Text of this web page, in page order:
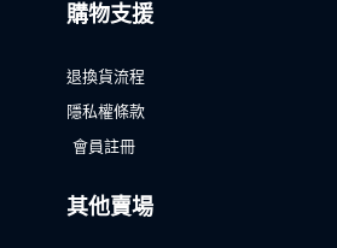
購物支援
退換貨流程
隱私權條款
會員註冊
其他賣場